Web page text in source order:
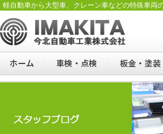
軽自動車から大型車、クレーン車などの特殊車両